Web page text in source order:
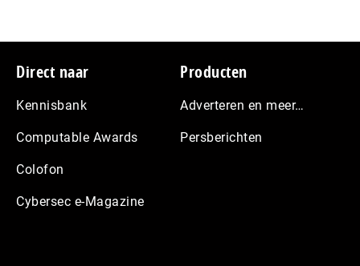
Footer
Direct naar
Kennisbank
Computable Awards
Colofon
Cybersec e-Magazine
Producten
Adverteren en meer…
Persberichten